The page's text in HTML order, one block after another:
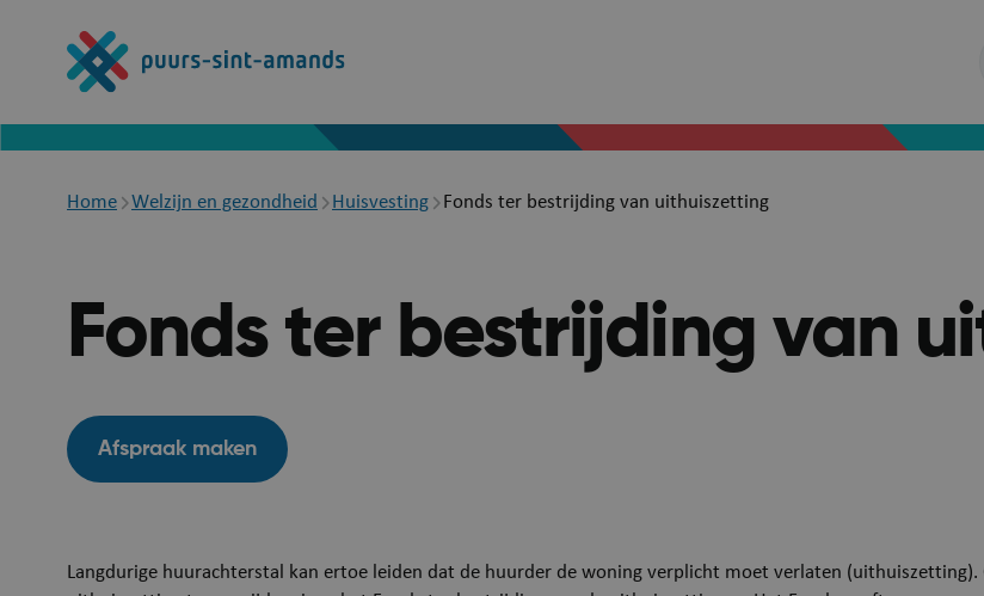
inhoud
gaan
Breadcrumb
Home Welzijn en gezondheid Huisvesting Fonds ter bestrijding van uithuiszetting
Fonds ter bestrijding van
Afspraak maken
Langdurige huurachterstal kan ertoe leiden dat de huurder de woning verplicht moet verlaten (uithuiszetting).